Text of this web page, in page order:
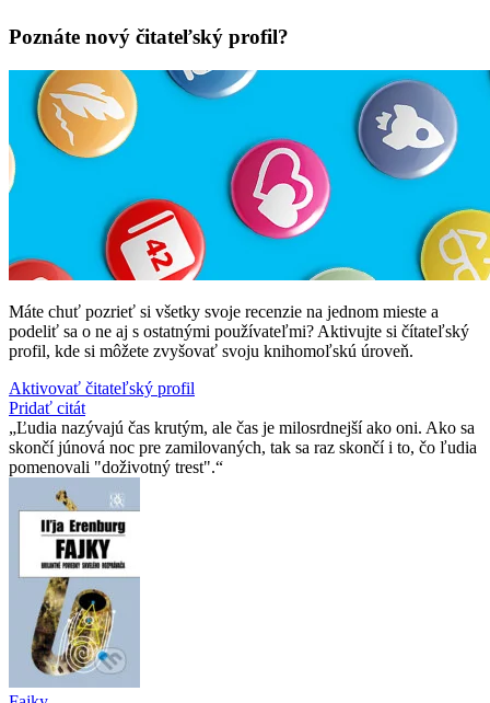
Poznáte nový čitateľský profil?
Máte chuť pozrieť si všetky svoje recenzie na jednom mieste a
podeliť sa o ne aj s ostatnými používateľmi? Aktivujte si čítateľský
profil, kde si môžete zvyšovať svoju knihomoľskú úroveň.
Aktivovať čitateľský profil
Pridať citát
Ľudia nazývajú čas krutým, ale čas je milosrdnejší ako oni. Ako sa
skončí júnová noc pre zamilovaných, tak sa raz skončí i to, čo ľudia
pomenovali "doživotný trest".